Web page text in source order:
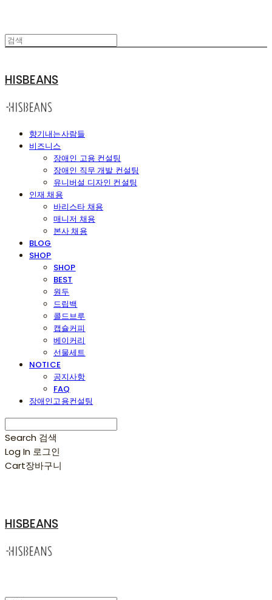
HISBEANS
향기내는사람들
비즈니스
장애인 고용 컨설팅
장애인 직무 개발 컨설팅
유니버설 디자인 컨설팅
인재 채용
바리스타 채용
매니저 채용
본사 채용
BLOG
SHOP
SHOP
BEST
원두
드립백
콜드브루
캡슐커피
베이커리
선물세트
NOTICE
공지사항
FAQ
장애인고용컨설팅
Search 검색
Log In 로그인
Cart장바구니
HISBEANS